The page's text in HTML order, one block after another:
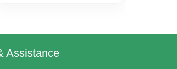
Assistance